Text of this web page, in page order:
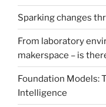
Sparking changes
From laboratory
makerspace – is
Foundation Models:
Intelligence